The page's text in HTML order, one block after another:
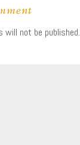
will not be published.